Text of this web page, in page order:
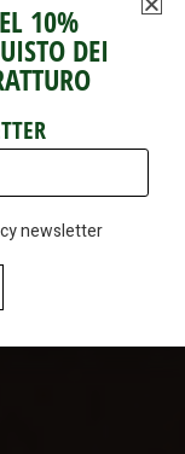
10%
DEI
newsletter